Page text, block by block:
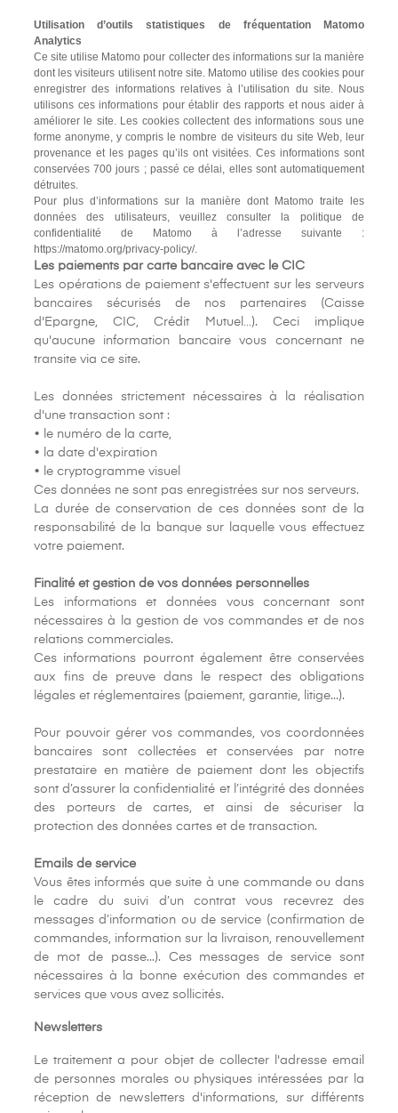
Utilisation d’outils statistiques de fréquentation Matomo
Analytics
Ce site utilise Matomo pour collecter des informations sur la manière
dont les visiteurs utilisent notre site. Matomo utilise des cookies pour
enregistrer des informations relatives à l’utilisation du site. Nous
utilisons ces informations pour établir des rapports et nous aider à
améliorer le site. Les cookies collectent des informations sous une
forme anonyme, y compris le nombre de visiteurs du site Web, leur
provenance et les pages qu’ils ont visitées. Ces informations sont
conservées 700 jours ; passé ce délai, elles sont automatiquement
détruites.
Pour plus d’informations sur la manière dont Matomo traite les
données des utilisateurs, veuillez consulter la politique de
confidentialité de Matomo à l’adresse suivante :
https://matomo.org/privacy-policy/.
Les paiements par carte bancaire avec le CIC
Les opérations de paiement s'effectuent sur les serveurs
bancaires sécurisés de nos partenaires (Caisse
d'Epargne, CIC, Crédit Mutuel…). Ceci implique
qu'aucune information bancaire vous concernant ne
transite via ce site.
Les données strictement nécessaires à la réalisation
d'une transaction sont :
• le numéro de la carte,
• la date d'expiration
• le cryptogramme visuel
Ces données ne sont pas enregistrées sur nos serveurs.
La durée de conservation de ces données sont de la
responsabilité de la banque sur laquelle vous effectuez
votre paiement.
Finalité et gestion de vos données personnelles
Les informations et données vous concernant sont
nécessaires à la gestion de vos commandes et de nos
relations commerciales.
Ces informations pourront également être conservées
aux fins de preuve dans le respect des obligations
légales et réglementaires (paiement, garantie, litige...).
Pour pouvoir gérer vos commandes, vos coordonnées
bancaires sont collectées et conservées par notre
prestataire en matière de paiement dont les objectifs
sont d’assurer la confidentialité et l’intégrité des données
des porteurs de cartes, et ainsi de sécuriser la
protection des données cartes et de transaction.
Emails de service
Vous êtes informés que suite à une commande ou dans
le cadre du suivi d’un contrat vous recevrez des
messages d’information ou de service (confirmation de
commandes, information sur la livraison, renouvellement
de mot de passe...). Ces messages de service sont
nécessaires à la bonne exécution des commandes et
services que vous avez sollicités.
Newsletters
Le traitement a pour objet de collecter l'adresse email
de personnes morales ou physiques intéressées par la
réception de newsletters d'informations, sur différents